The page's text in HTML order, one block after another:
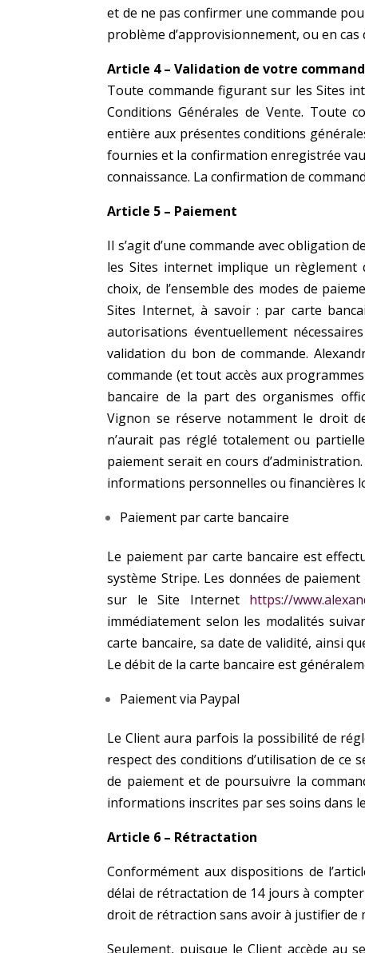
et de ne pas confirmer une commande
problème d’approvisionnement, ou en
Article 4 – Validation de votre
Toute commande figurant sur les Sites
Conditions Générales de Vente. Toute
entière aux présentes conditions
fournies et la confirmation enregistrée
connaissance. La confirmation de
Article 5 – Paiement
Il s’agit d’une commande avec obligation
les Sites internet implique un règlement
choix, de l’ensemble des modes de
Sites Internet, à savoir : par carte
autorisations éventuellement
validation du bon decommande.
commande (et tout accès aux
bancaire de la part des organismes
Vignon se réserve notamment le droit
n’aurait pas réglé totalement ou
paiementserait en cours
informations personnelles oufinancières
Paiement par carte bancaire
Le paiement par carte bancaire est
système Stripe. Les données de
sur le Site Internet https://
immédiatement selon les modalités
carte bancaire, sa date de validité, ainsi
Le débit de la carte bancaire est
Paiement via Paypal
Le Client aura parfois la possibilité de
respect desconditions d’utilisation de ce
de paiement et de poursuivre la
informations inscrites par ses soins dans
Article 6 – Rétractation
Conformément aux dispositions de
délai de rétractation de 14 jours à
droit de rétraction sans avoir à justifier de
Seulement, puisque le Client accède au